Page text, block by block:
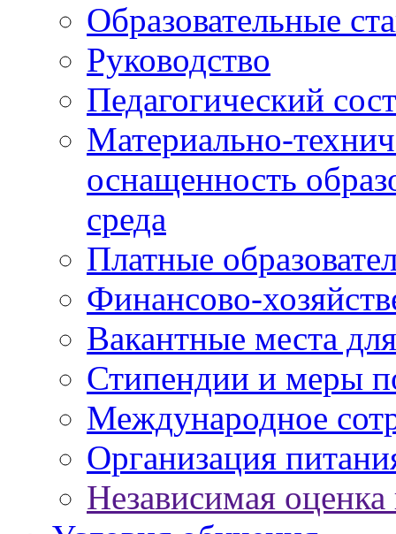
Образовательные
Руководство
Педагогический
Материально-
оснащенность
среда
Платные
Финансово-
Вакантные места
Стипендии и меры
Международное
Организация
Независимая оценка